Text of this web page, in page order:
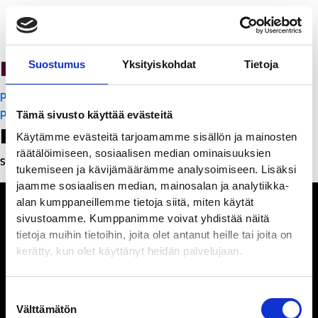
Suostumus Yksityiskohdat Tietoja
Tämä sivusto käyttää evästeitä
Käytämme evästeitä tarjoamamme sisällön ja mainosten
räätälöimiseen, sosiaalisen median ominaisuuksien
tukemiseen ja kävijämäärämme analysoimiseen. Lisäksi
jaamme sosiaalisen median, mainosalan ja analytiikka-
alan kumppaneillemme tietoja siitä, miten käytät
sivustoamme. Kumppanimme voivat yhdistää näitä
tietoja muihin tietoihin, joita olet antanut heille tai joita on
kerätty, kun olet käyttänyt heidän palvelujaan.
valinta
Välttämätön
PanchoVilla
Artikkelien
selaus
PanchoVilla
PanchoVilla
Leave a Reply
Sinun täytyy kirjautua sisään